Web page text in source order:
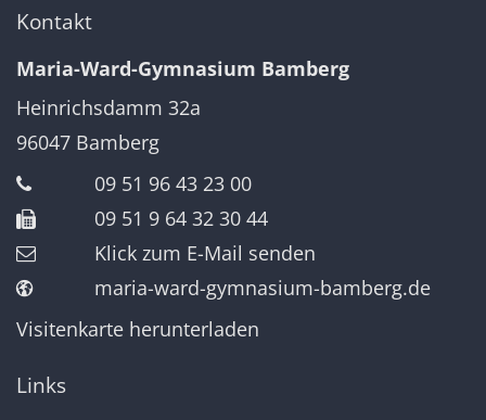
Kontakt
Maria-Ward-Gymnasium Bamberg
Heinrichsdamm 32a
96047 Bamberg
09 51 96 43 23 00
09 51 9 64 32 30 44
Klick zum E-Mail senden
maria-ward-gymnasium-bamberg.de
Visitenkarte herunterladen
Links